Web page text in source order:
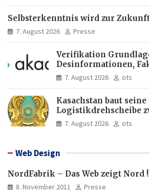
Selbsterkenntnis wird zur
7. August 2026 Presse
Verifikation
Desinformationen,
manipulierte Inhalte |
7. August 2026 ots
Kasachstan baut
Logistikdrehscheibe
und Asien aus
7. August 2026 ots
Web Design
NordFabrik – Das Web zeigt Nord !
8. November 2011
Presse